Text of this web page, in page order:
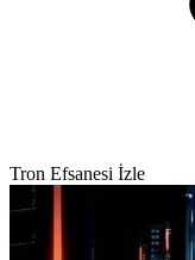
Tron Efsanesi İzle